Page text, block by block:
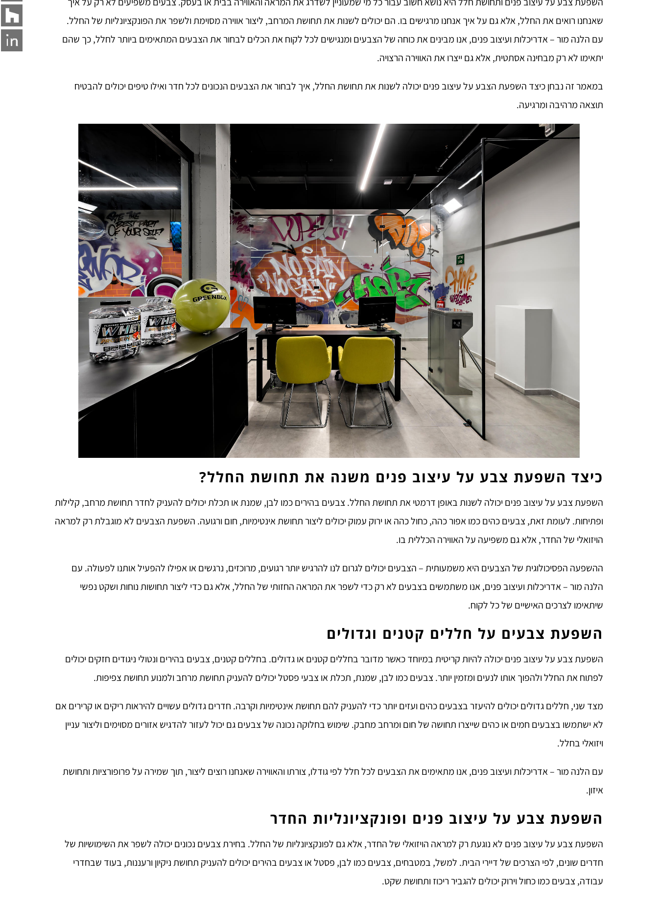
שאנחנו רואים את החלל, אלא גם על איך אנחנו מרגישים בו. הם יכולים לשנות את תחושת המרחב, ליצור אווירה מסוימת ולשפר את הפונקציונליות של החלל.
עם הלנה מור – אדריכלות ועיצוב פנים, אנו מבינים את כוחה של הצבעים ומנגישים לכל לקוח את הכלים לבחור את הצבעים המתאימים ביותר לחלל, כך שהם
יתאימו לא רק מבחינה אסתטית, אלא גם ייצרו את האווירה הרצויה.
במאמר זה נבחן כיצד השפעת הצבע על עיצוב פנים יכולה לשנות את תחושת החלל, איך לבחור את הצבעים הנכונים לכל חדר ואילו טיפים יכולים להבטיח
תוצאה מרהיבה ומרגיעה.
כיצד השפעת צבע על עיצוב פנים משנה את תחושת החלל?
השפעת צבע על עיצוב פנים יכולה לשנות באופן דרמטי את תחושת החלל. צבעים בהירים כמו לבן, שמנת או תכלת יכולים להעניק לחדר תחושת מרחב, קלילות
ופתיחות. לעומת זאת, צבעים כהים כמו אפור כהה, כחול כהה או ירוק עמוק יכולים ליצור תחושת אינטימיות, חום ורגועה. השפעת הצבעים לא מוגבלת רק למראה
הויזואלי של החדר, אלא גם משפיעה על האווירה הכללית בו.
ההשפעה הפסיכולוגית של הצבעים היא משמעותית – הצבעים יכולים לגרום לנו להרגיש יותר רגועים, מרוכזים, נרגשים או אפילו להפעיל אותנו לפעולה. עם
הלנה מור – אדריכלות ועיצוב פנים, אנו משתמשים בצבעים לא רק כדי לשפר את המראה החזותי של החלל, אלא גם כדי ליצור תחושות נוחות ושקט נפשי
שיתאימו לצרכים האישיים של כל לקוח.
השפעת צבעים על חללים קטנים וגדולים
השפעת צבע על עיצוב פנים יכולה להיות קריטית במיוחד כאשר מדובר בחללים קטנים או גדולים. בחללים קטנים, צבעים בהירים ונטולי ניגודים חזקים יכולים
לפתוח את החלל ולהפוך אותו לנעים ומזמין יותר. צבעים כמו לבן, שמנת, תכלת או צבעי פסטל יכולים להעניק תחושת מרחב ולמנוע תחושת צפיפות.
מצד שני, חללים גדולים יכולים להיעזר בצבעים כהים ועזים יותר כדי להעניק להם תחושת אינטימיות וקרבה. חדרים גדולים עשויים להיראות ריקים או קרירים אם
לא ישתמשו בצבעים חמים או כהים שייצרו תחושה של חום ומרחב מחבק. שימוש בחלוקה נכונה של צבעים גם יכול לעזור להדגיש אזורים מסוימים וליצור עניין
ויזואלי בחלל.
עם הלנה מור – אדריכלות ועיצוב פנים, אנו מתאימים את הצבעים לכל חלל לפי גודלו, צורתו והאווירה שאנחנו רוצים ליצור, תוך שמירה על פרופורציות ותחושת
איזון.
השפעת צבע על עיצוב פנים ופונקציונליות החדר
השפעת צבע על עיצוב פנים לא נוגעת רק למראה הויזואלי של החדר, אלא גם לפונקציונליות של החלל. בחירת צבעים נכונים יכולה לשפר את השימושיות של
חדרים שונים, לפי הצרכים של דיירי הבית. למשל, במטבחים, צבעים כמו לבן, פסטל או צבעים בהירים יכולים להעניק תחושת ניקיון ורעננות, בעוד שבחדרי
עבודה, צבעים כמו כחול וירוק יכולים להגביר ריכוז ותחושת שקט.